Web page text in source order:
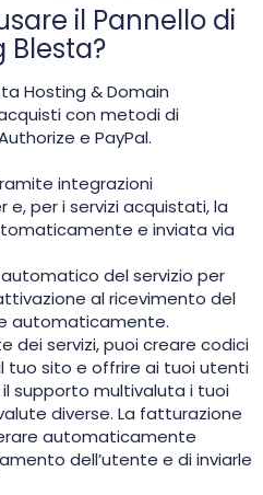
il Pannello di
Blesta?
Hosting & Domain
con metodi di
e PayPal.
integrazioni
per i servizi acquistati, la
e inviata via
del servizio per
al ricevimento del
automaticamente.
dei servizi, puoi creare codici
tuo sito e offrire ai tuoi utenti
supporto multivaluta i tuoi
diverse. La fatturazione
automaticamente
dell’utente e di inviarle